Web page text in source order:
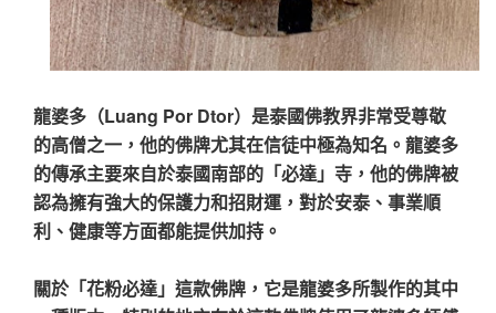
龍婆多（Luang Por Dtor）是泰國佛教界非常受尊敬
的高僧之一，他的佛牌尤其在信徒中極為知名。龍婆多
的傳承主要來自於泰國南部的「必達」寺，他的佛牌被
認為擁有強大的保護力和招財運，對於安泰、事業順
利、健康等方面都能提供加持。
關於「花粉必達」這款佛牌，它是龍婆多所製作的其中